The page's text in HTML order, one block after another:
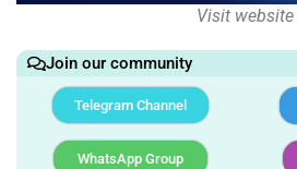
Visit website
Join our community
Telegram Channel
WhatsApp Group